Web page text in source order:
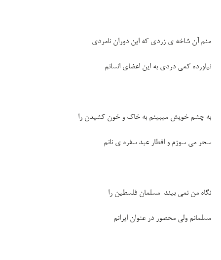
منم آن شاخه ی زردی که این دوران نامردی
نیاورده کمی دردی به این اعضای انسانم
به چشم خویش میبینم به خاک و خون کشیدن را
سحر می سوزم و افطار عبد سفره ی نانم
نگاه من نمی بیند مسلمان فلسطین را
مسلمانم ولی محصور در عنوان ایرانم